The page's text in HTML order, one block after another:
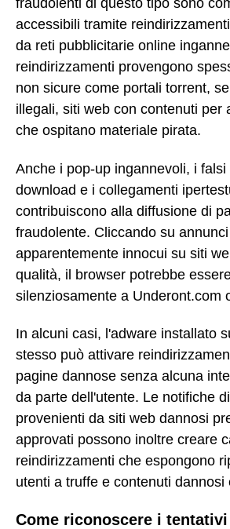
fraudolenti di questo tipo sono
accessibili tramite
da reti pubblicitarie online
reindirizzamenti provengono
non sicure come portali torrent,
illegali, siti web con contenuti per
che ospitano materiale pirata.
Anche i pop-up ingannevoli, i falsi
download e i collegamenti
contribuiscono alla diffusione di
fraudolente. Cliccando su
apparentemente innocui su siti
qualità, il browser potrebbe
silenziosamente a Underont.com
In alcuni casi, l'adware installato
stesso può attivare
pagine dannose senza alcuna
da parte dell'utente. Le notifiche
provenienti da siti web dannosi
approvati possono inoltre creare
reindirizzamenti che espongono
utenti a truffe e contenuti dannosi
Come riconoscere i